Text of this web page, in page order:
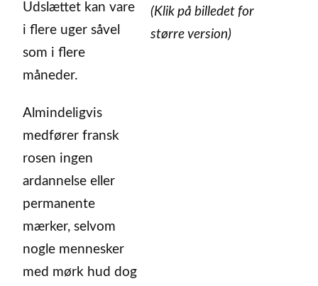
Udslættet kan vare
i flere uger såvel
som i flere
måneder.
Almindeligvis
medfører fransk
rosen ingen
ardannelse eller
permanente
mærker, selvom
nogle mennesker
med mørk hud dog
(Klik på billedet for
større version)